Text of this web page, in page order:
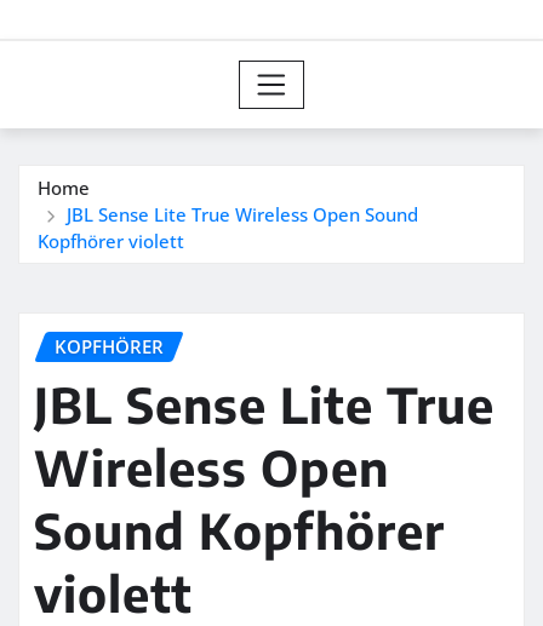
Home
JBL Sense Lite True Wireless Open Sound
Kopfhörer violett
KOPFHÖRER
JBL Sense Lite True
Wireless Open
Sound Kopfhörer
violett